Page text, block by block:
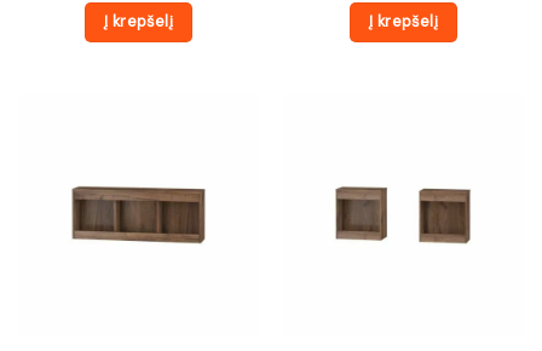
Į krepšelį Į krepšelį